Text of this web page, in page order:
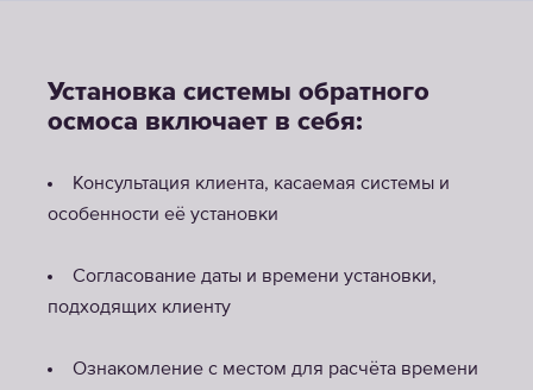
Установка системы обратного
осмоса включает в себя:
Консультация клиента, касаемая системы и
особенности её установки
Согласование даты и времени установки,
подходящих клиенту
Ознакомление с местом для расчёта времени